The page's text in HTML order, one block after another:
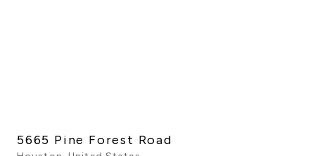
5665 Pine Forest Road